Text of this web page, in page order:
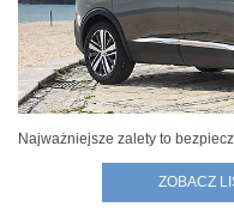
Najważniejsze zalety to
ZOBACZ